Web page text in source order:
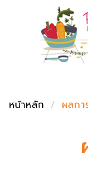
เปรียบเที
เปรียบเที
เปรียบเที
สร้าง
หน้าหลัก
ผลกา